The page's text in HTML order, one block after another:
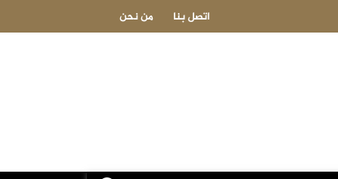
الوزير الأسبق سمير الحباشنة : الكرك تطالب أبناءها بسداد الدَّين
من نحن اتصل بنا